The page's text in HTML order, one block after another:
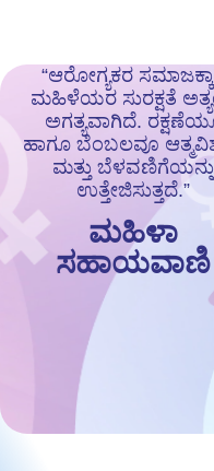
“ಆರೋಗ್ಯಕರ
ಮಹಿಳೆಯರ ಸುರಕ್ಷತೆ
ಅಗತ್ಯವಾಗಿದೆ.
ಹಾಗೂ ಬೆಂಬಲವೂ
ಮತ್ತು ಬೆಳವಣಿಗೆಯನ್ನು
ಉತ್ತೇಜಿಸುತ್ತದೆ.”
ಮಹಿಳಾ
ಸಹಾಯವಾಣಿ